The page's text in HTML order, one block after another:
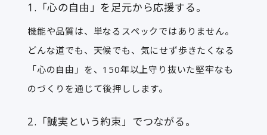
1.「心の自由」を足元から応援する。
機能や品質は、単なるスペックではありません。
どんな道でも、天候でも、気にせず歩きたくなる
「心の自由」を、150年以上守り抜いた堅牢なも
のづくりを通じて後押しします。
2.「誠実という約束」でつながる。